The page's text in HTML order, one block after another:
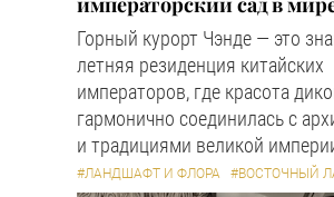
Горный курорт Чэнде — это
летняя резиденция китайских
императоров, где красота
гармонично соединилась с
и традициями великой
#ЛАНДШАФТ И ФЛОРА #ВОСТОЧНЫЙ